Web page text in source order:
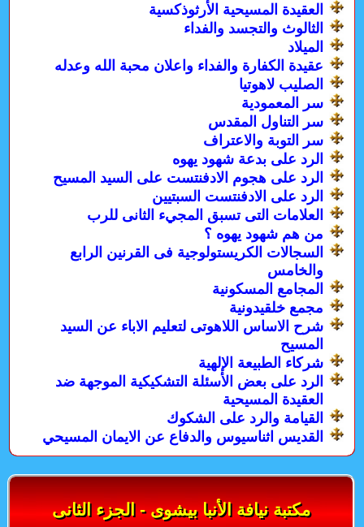
العقيدة المسيحية الأرثوذكسية
الثالوث والتجسد والفداء
الميلاد
عقيدة الكفارة والفداء واعلان محبة الله وعدله
الصليب لاهوتيا
سر المعمودية
سر التناول المقدس
سر التوبة والاعتراف
الرد على بدعة شهود يهوه
الرد على هجوم الادفنتست على السيد المسيح
الرد على الادفنتست السبتيين
العلامات التى تسبق المجيء الثانى للرب
من هم شهود يهوه ؟
السجالات الكريستولوجية فى القرنين الرابع
والخامس
المجامع المسكونية
مجمع خلقيدونية
شرح الاساس اللاهوتى لتعليم الاباء عن السيد
المسيح
شركاء الطبيعة الإلهية
الرد على بعض الأسئلة التشكيكية الموجهة ضد
العقيدة المسيحية
القيامة والرد على الشكوك
القديس اثناسيوس والدفاع عن الايمان المسيحي
مكتبة نيافة الأنبا بيشوى - الجزء الثانى